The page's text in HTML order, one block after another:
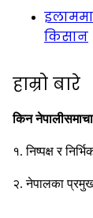
किसान
हाम्रो बारे
किन
१. निष्पक्ष र
२. नेपालका